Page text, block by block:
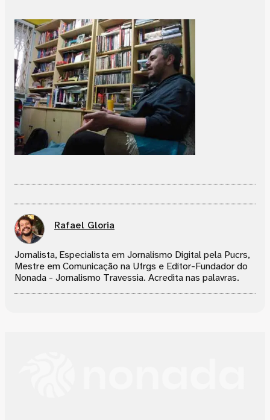
Rafael Gloria
Jornalista, Especialista em Jornalismo Digital pela Pucrs,
Mestre em Comunicação na Ufrgs e Editor-Fundador do
Nonada - Jornalismo Travessia. Acredita nas palavras.